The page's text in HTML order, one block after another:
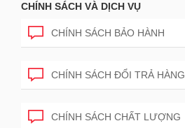
CHÍNH SÁCH VÀ DỊCH VỤ
CHÍNH SÁCH BẢO HÀNH
CHÍNH SÁCH ĐỔI TRẢ HÀNG
CHÍNH SÁCH CHẤT LƯỢNG